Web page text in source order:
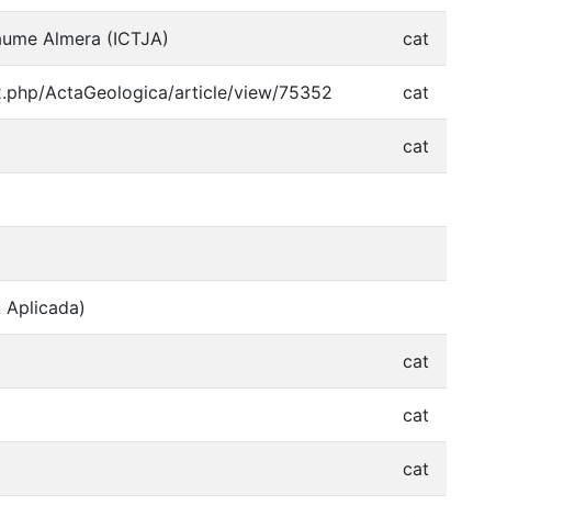
Almera (ICTJA) cat
ActaGeologica/article/view/75352 cat
cat
cat
cat
cat